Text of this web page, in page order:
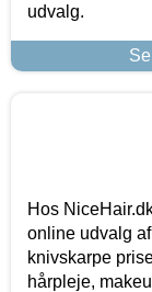
udvalg.
Hos
online udvalg
knivskarpe
hårpleje,